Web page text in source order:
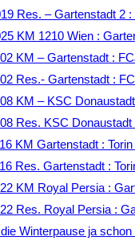
Res. – Gartenstadt 2
KM 1210 Wien :
KM – Gartenstadt :
Res.- Gartenstadt :
KM – KSC
Res. KSC
KM Gartenstadt :
Res. Gartenstadt :
KM Royal Persia :
Res. Royal Persia :
Winterpause ja